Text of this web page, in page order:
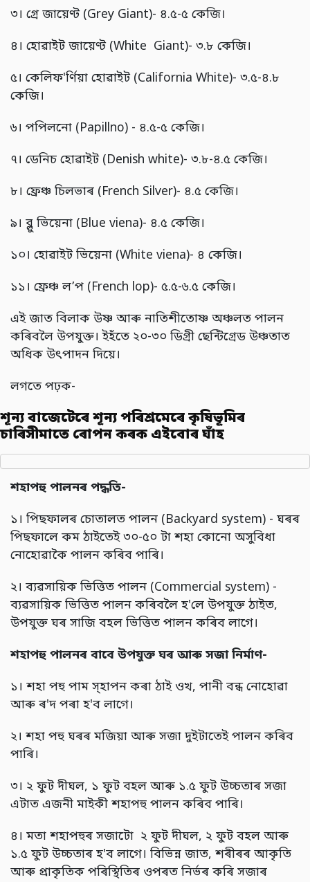
৩। গ্ৰে জায়েণ্ট (Grey Giant)- ৪.৫-৫ কেজি।
৪। হোৱাইট জায়েণ্ট (White Giant)- ৩.৮ কেজি।
৫। কেলিফ'ৰ্ণিয়া হোৱাইট (California White)- ৩.৫-৪.৮
কেজি।
৬। পপিলনো (Papillno) - ৪.৫-৫ কেজি।
৭। ডেনিচ হোৱাইট (Denish white)- ৩.৮-৪.৫ কেজি।
৮। ফ্ৰেঞ্চ চিলভাৰ (French Silver)- ৪.৫ কেজি।
৯। ব্লু ভিয়েনা (Blue viena)- ৪.৫ কেজি।
১০। হোৱাইট ভিয়েনা (White viena)- ৪ কেজি।
১১। ফ্ৰেঞ্চ লʼপ (French lop)- ৫.৫-৬.৫ কেজি।
এই জাত বিলাক উষ্ণ আৰু নাতিশীতোষ্ণ অঞ্চলত পালন
কৰিবলৈ উপযুক্ত। ইহঁতে ২০-৩০ ডিগ্ৰী ছেন্টিগ্ৰেড উঞ্চতাত
অধিক উৎপাদন দিয়ে।
লগতে পঢ়ক-
শূন্য বাজেটেৰে শূন্য পৰিশ্ৰমেৰে কৃষিভূমিৰ
চাৰিসীমাতে ৰোপন কৰক এইবোৰ ঘাঁহ
শহাপহু পালনৰ পদ্ধতি-
১। পিছফালৰ চোতালত পালন (Backyard system) - ঘৰৰ
পিছফালে কম ঠাইতেই ৩০-৫০ টা শহা কোনো অসুবিধা
নোহোৱাকৈ পালন কৰিব পাৰি।
২। ব্যৱসায়িক ভিত্তিত পালন (Commercial system) -
ব্যৱসায়িক ভিত্তিত পালন কৰিবলৈ হ'লে উপযুক্ত ঠাইত,
উপযুক্ত ঘৰ সাজি বহল ভিত্তিত পালন কৰিব লাগে।
শহাপহু পালনৰ বাবে উপযুক্ত ঘৰ আৰু সজা নিৰ্মাণ-
১। শহা পহু পাম স্হাপন কৰা ঠাই ওখ, পানী বন্ধ নোহোৱা
আৰু ৰ'দ পৰা হ'ব লাগে।
২। শহা পহু ঘৰৰ মজিয়া আৰু সজা দুইটাতেই পালন কৰিব
পাৰি।
৩। ২ ফুট দীঘল, ১ ফুট বহল আৰু ১.৫ ফুট উচ্চতাৰ সজা
এটাত এজনী মাইকী শহাপহু পালন কৰিব পাৰি।
৪। মতা শহাপহুৰ সজাটো ২ ফুট দীঘল, ২ ফুট বহল আৰু
১.৫ ফুট উচ্চতাৰ হ'ব লাগে। বিভিন্ন জাত, শৰীৰৰ আকৃতি
আৰু প্ৰাকৃতিক পৰিস্থিতিৰ ওপৰত নিৰ্ভৰ কৰি সজাৰ